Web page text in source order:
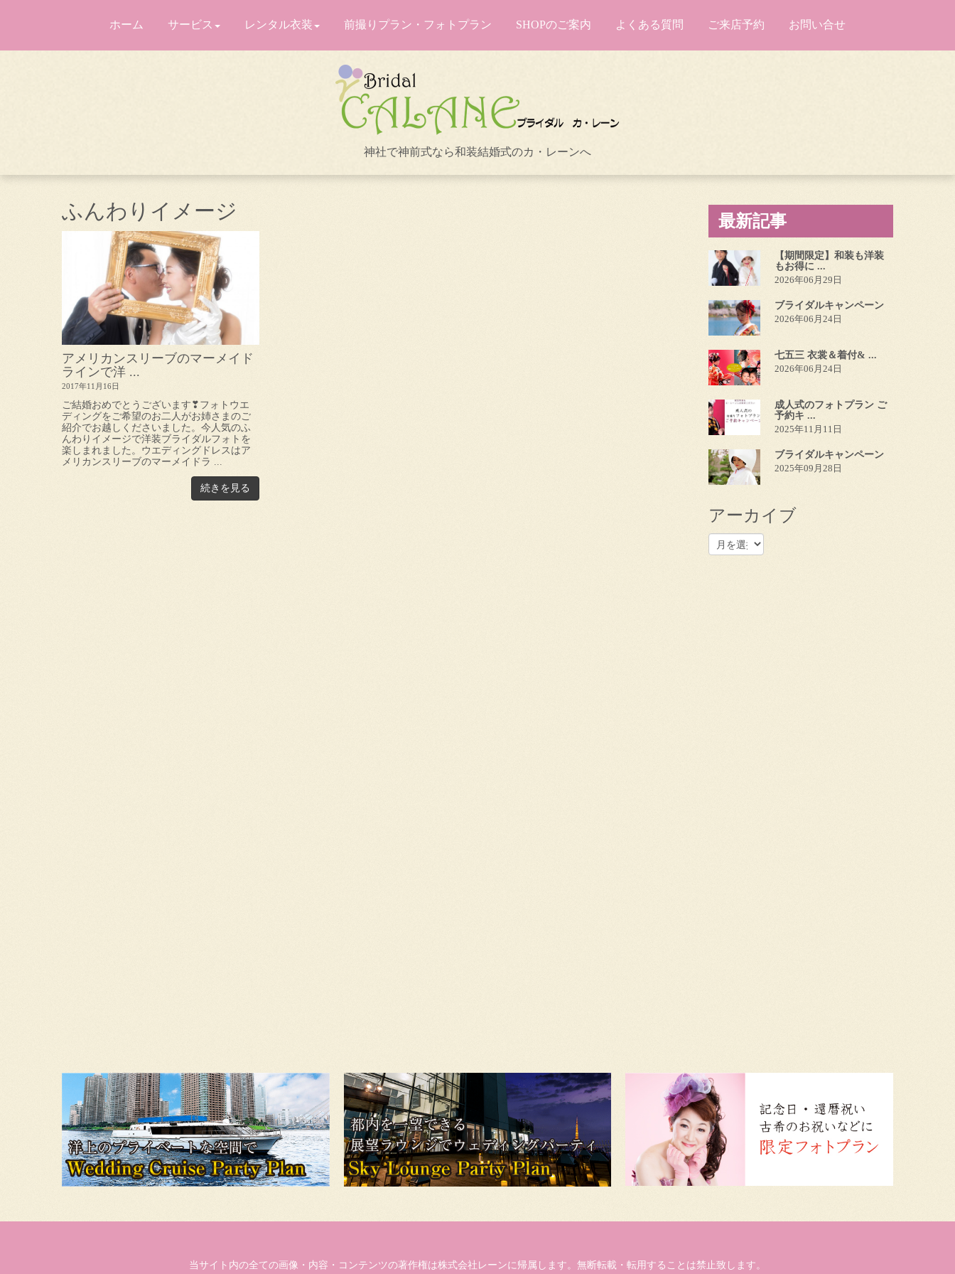
ホーム サービス レンタル衣装 前撮りプラン・フォトプラン SHOPのご案内 よくある質問 ご来店予約 お問い合せ
神社で神前式なら和装結婚式のカ・レーンへ
ふんわりイメージ
アメリカンスリーブのマーメイド
ラインで洋 ...
2017年11月16日
ご結婚おめでとうございます❣フォトウエ
ディングをご希望のお二人がお姉さまのご
紹介でお越しくださいました。今人気のふ
んわりイメージで洋装ブライダルフォトを
楽しまれました。ウエディングドレスはア
メリカンスリーブのマーメイドラ ...
続きを見る
最新記事
【期間限定】和装も洋装
もお得に ...
2026年06月29日
ブライダルキャンペーン
2026年06月24日
七五三 衣裳＆着付& ...
2026年06月24日
成人式のフォトプラン ご
予約キ ...
2025年11月11日
ブライダルキャンペーン
2025年09月28日
アーカイブ
当サイト内の全ての画像・内容・コンテンツの著作権は株式会社レーンに帰属します。無断転載・転用することは禁止致します。